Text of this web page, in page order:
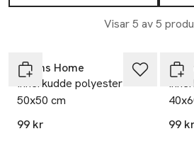
Visar 5 av 5
Åhléns Home
Innerkudde polyester
50x50 cm
99 kr
99 kr